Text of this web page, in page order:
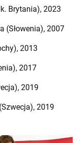
Brytania), 2023
(Słowenia), 2007
2013
2017
2019
2019